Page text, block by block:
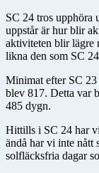
SC 24 tros upphöra
uppstår är hur blir
aktiviteten blir lägre
likna den som SC
Minimat efter SC
blev 817. Detta var
485 dygn.
Hittills i SC 24 har
ändå har vi inte nått
solfläcksfria dagar